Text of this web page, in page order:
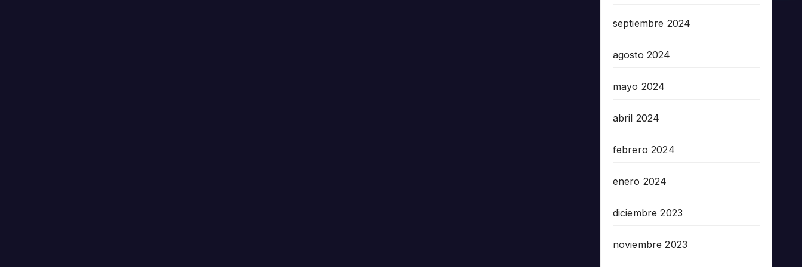
septiembre 2024
agosto 2024
mayo 2024
abril 2024
febrero 2024
enero 2024
diciembre 2023
noviembre 2023